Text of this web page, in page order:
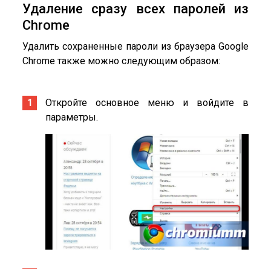
Удаление сразу всех паролей из
Chrome
Удалить сохраненные пароли из браузера Google
Chrome также можно следующим образом:
Откройте основное меню и войдите в
параметры.